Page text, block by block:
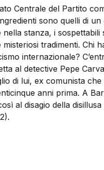
Centrale del Partito
sono quelli di
stanza, i
tradimenti. Chi
internazionale?
al detective Pepe
di lui, ex comunista
anni prima. A
al disagio della